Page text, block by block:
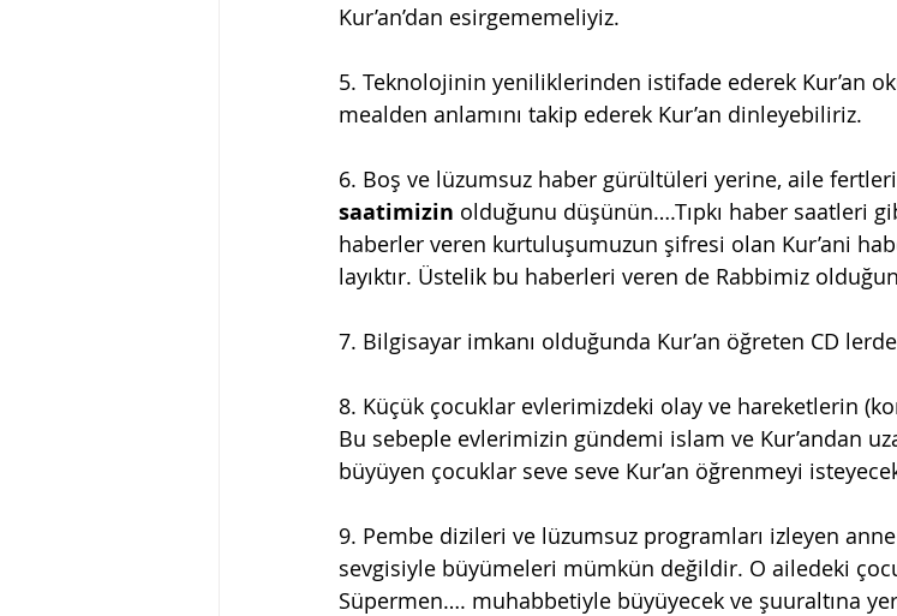
Kur’an’dan esirgememeliyiz.
5. Teknolojinin yeniliklerinden istifade ederek Kur’an
mealden anlamını takip ederek Kur’an dinleyebiliriz.
6. Boş ve lüzumsuz haber gürültüleri yerine, aile
saatimizin olduğunu düşünün….Tıpkı haber saatleri
haberler veren kurtuluşumuzun şifresi olan Kur’ani
layıktır. Üstelik bu haberleri veren de Rabbimiz
7. Bilgisayar imkanı olduğunda Kur’an öğreten CD
8. Küçük çocuklar evlerimizdeki olay ve hareketlerin
Bu sebeple evlerimizin gündemi islam ve Kur’andan
büyüyen çocuklar seve seve Kur’an öğrenmeyi
9. Pembe dizileri ve lüzumsuz programları izleyen anne
sevgisiyle büyümeleri mümkün değildir. O ailedeki
Süpermen…. muhabbetiyle büyüyecek ve şuuraltına